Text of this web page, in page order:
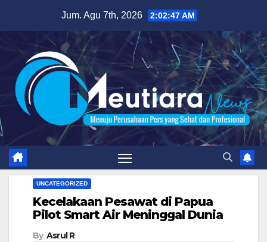
content
Jum. Agu 7th, 2026 2:02:48 AM
UNCATEGORIZED
Kecelakaan Pesawat di Papua
Pilot Smart Air Meninggal Dunia
By Asrul R